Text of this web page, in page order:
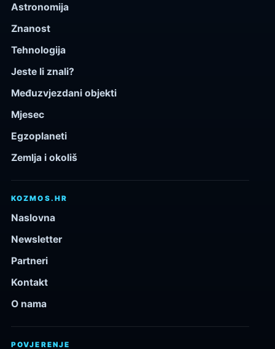
Astronomija
Znanost
Tehnologija
Jeste li znali?
Međuzvjezdani objekti
Mjesec
Egzoplaneti
Zemlja i okoliš
KOZMOS.HR
Naslovna
Newsletter
Partneri
Kontakt
O nama
POVJERENJE